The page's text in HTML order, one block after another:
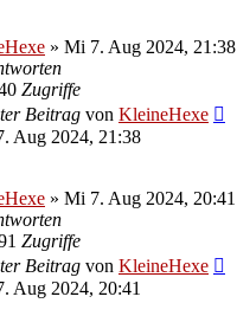
» Mi 7. Aug 2024, 21:38
Zugriffe
Beitrag von KleineHexe
Aug 2024, 21:38
» Mi 7. Aug 2024, 20:41
Zugriffe
Beitrag von KleineHexe
Aug 2024, 20:41